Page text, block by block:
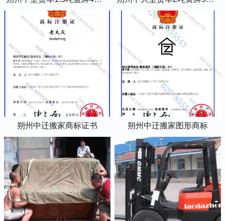
朔州中迁搬家商标证书 朔州中迁搬家图形商标